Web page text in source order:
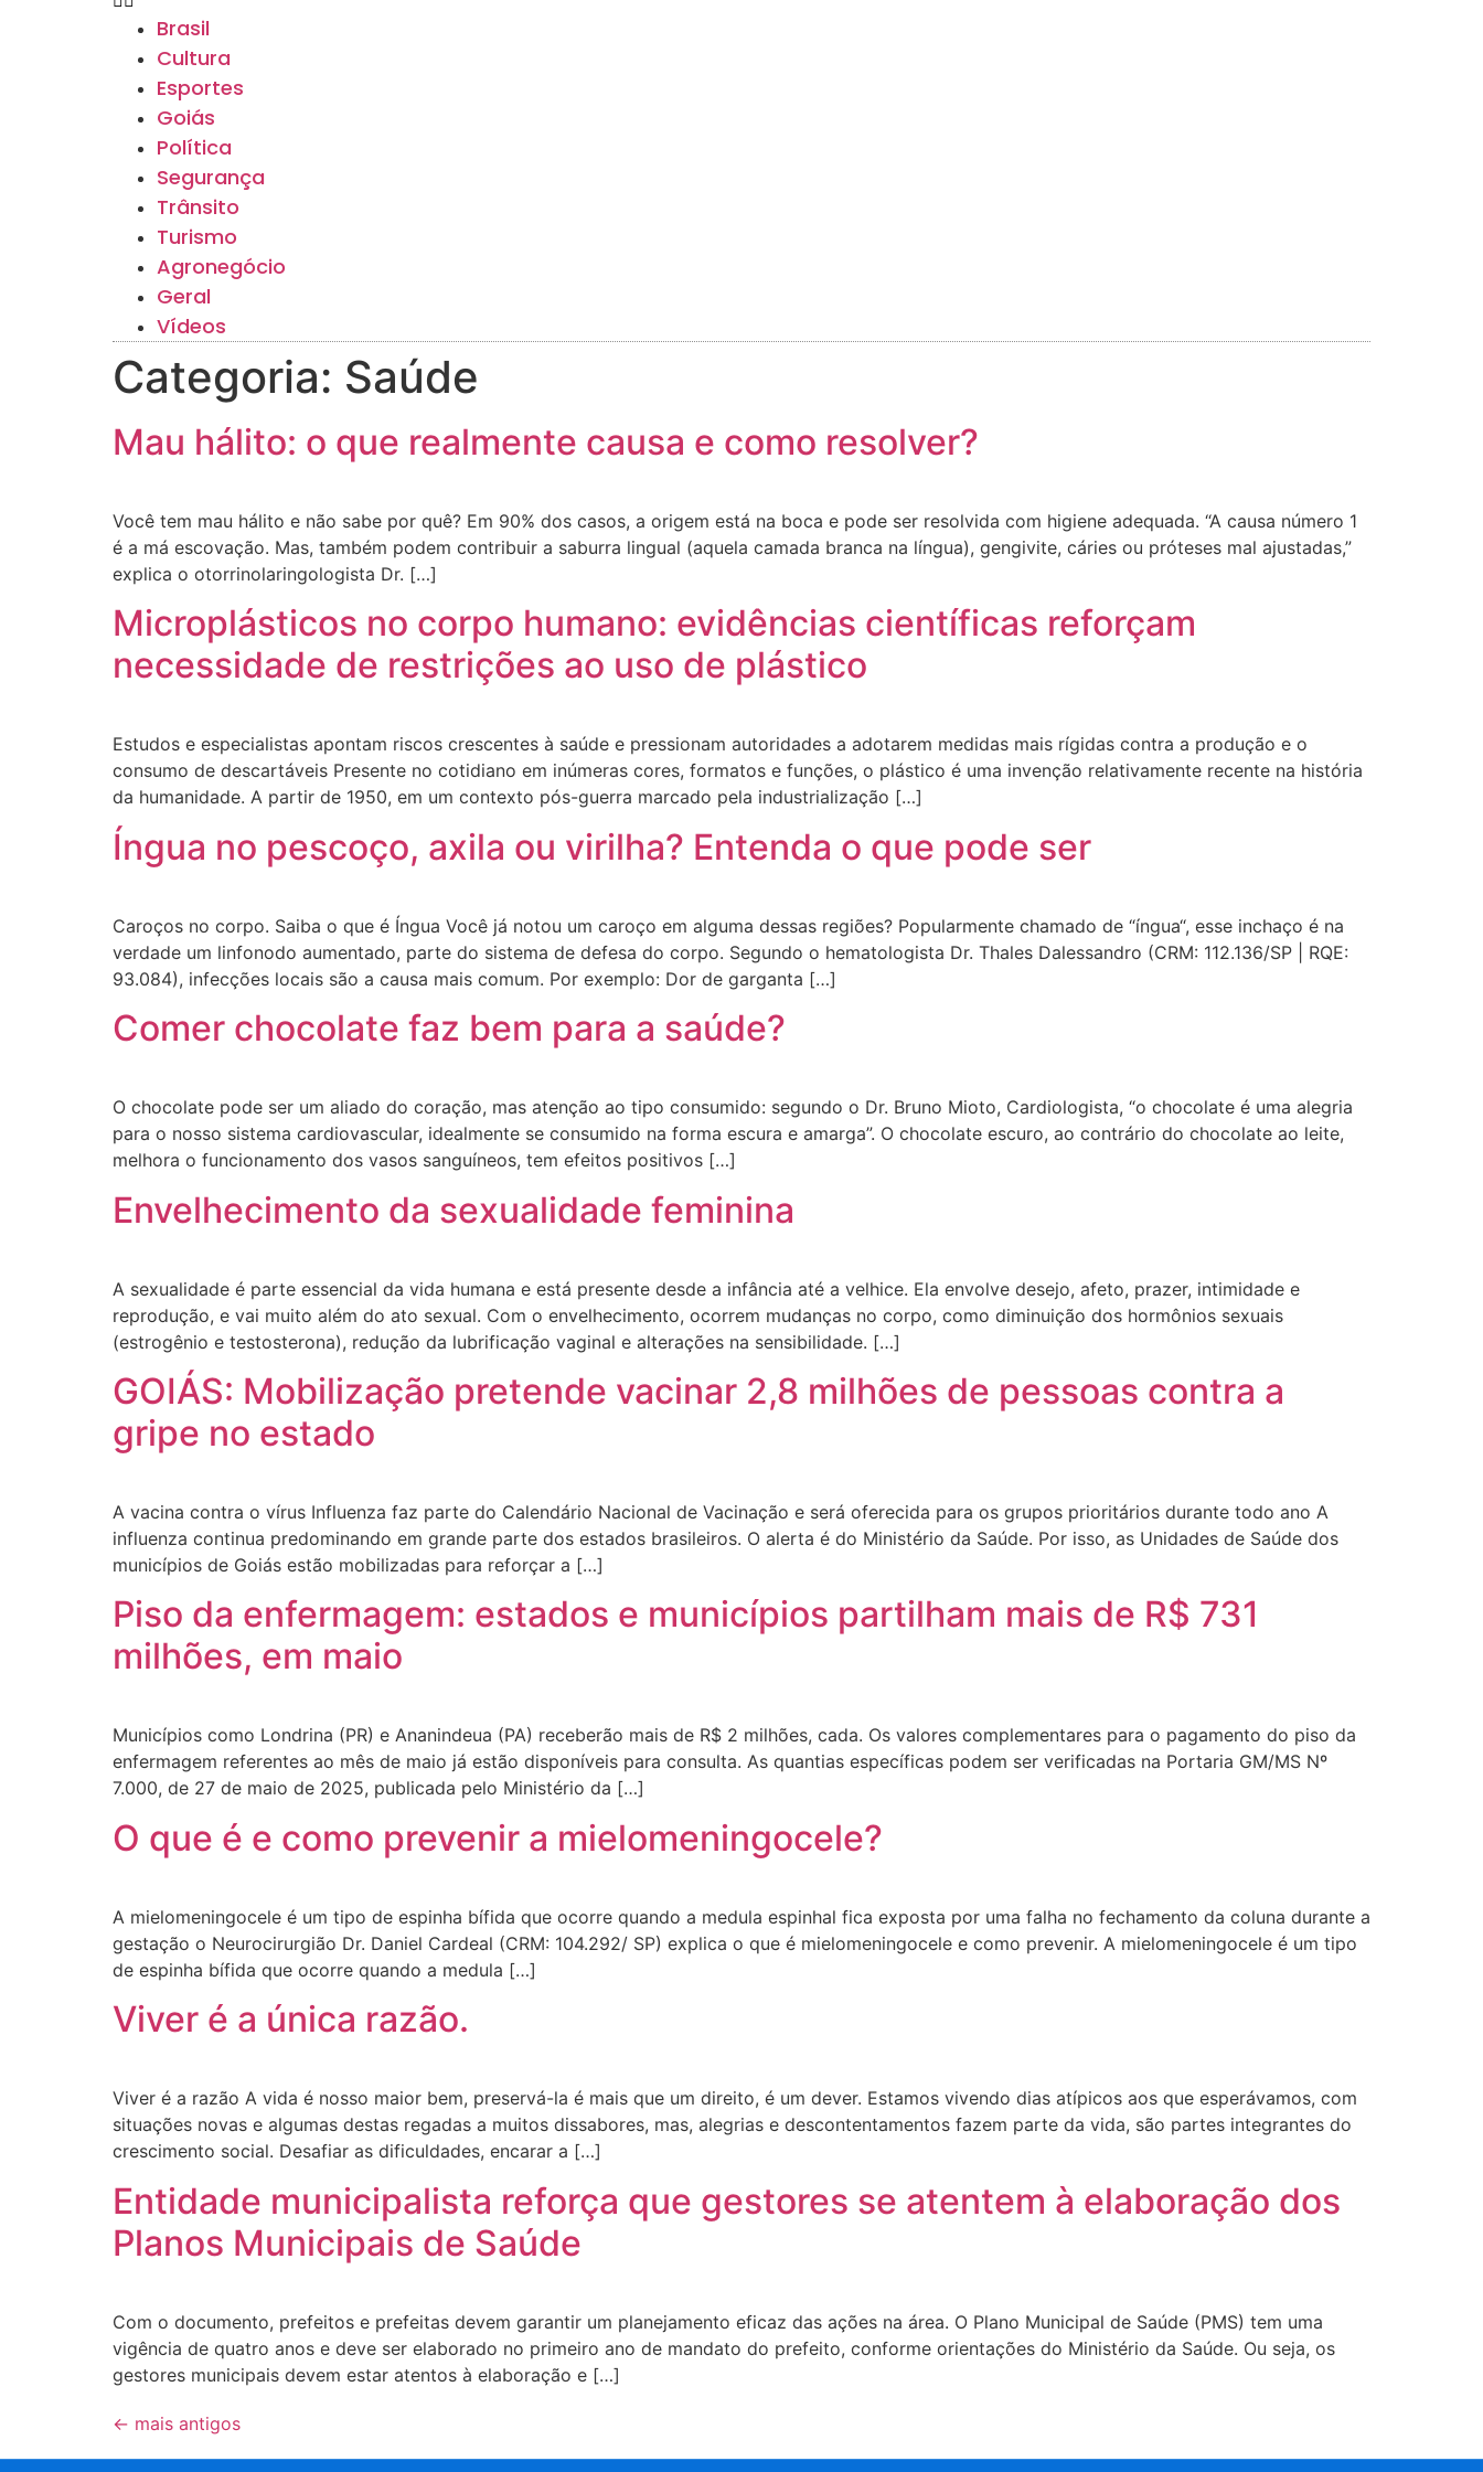
Brasil
Cultura
Esportes
Goiás
Política
Segurança
Trânsito
Turismo
Agronegócio
Geral
Vídeos
Categoria: Saúde
Mau hálito: o que realmente causa e como resolver?
Você tem mau hálito e não sabe por quê? Em 90% dos casos, a origem está na boca e pode ser resolvida com higiene adequada. “A causa número 1
é a má escovação. Mas, também podem contribuir a saburra lingual (aquela camada branca na língua), gengivite, cáries ou próteses mal ajustadas,”
explica o otorrinolaringologista Dr. […]
Microplásticos no corpo humano: evidências científicas reforçam
necessidade de restrições ao uso de plástico
Estudos e especialistas apontam riscos crescentes à saúde e pressionam autoridades a adotarem medidas mais rígidas contra a produção e o
consumo de descartáveis Presente no cotidiano em inúmeras cores, formatos e funções, o plástico é uma invenção relativamente recente na história
da humanidade. A partir de 1950, em um contexto pós-guerra marcado pela industrialização […]
Íngua no pescoço, axila ou virilha? Entenda o que pode ser
Caroços no corpo. Saiba o que é Íngua Você já notou um caroço em alguma dessas regiões? Popularmente chamado de “íngua“, esse inchaço é na
verdade um linfonodo aumentado, parte do sistema de defesa do corpo. Segundo o hematologista Dr. Thales Dalessandro (CRM: 112.136/SP | RQE:
93.084), infecções locais são a causa mais comum. Por exemplo: Dor de garganta […]
Comer chocolate faz bem para a saúde?
O chocolate pode ser um aliado do coração, mas atenção ao tipo consumido: segundo o Dr. Bruno Mioto, Cardiologista, “o chocolate é uma alegria
para o nosso sistema cardiovascular, idealmente se consumido na forma escura e amarga”. O chocolate escuro, ao contrário do chocolate ao leite,
melhora o funcionamento dos vasos sanguíneos, tem efeitos positivos […]
Envelhecimento da sexualidade feminina
A sexualidade é parte essencial da vida humana e está presente desde a infância até a velhice. Ela envolve desejo, afeto, prazer, intimidade e
reprodução, e vai muito além do ato sexual. Com o envelhecimento, ocorrem mudanças no corpo, como diminuição dos hormônios sexuais
(estrogênio e testosterona), redução da lubrificação vaginal e alterações na sensibilidade. […]
GOIÁS: Mobilização pretende vacinar 2,8 milhões de pessoas contra a
gripe no estado
A vacina contra o vírus Influenza faz parte do Calendário Nacional de Vacinação e será oferecida para os grupos prioritários durante todo ano A
influenza continua predominando em grande parte dos estados brasileiros. O alerta é do Ministério da Saúde. Por isso, as Unidades de Saúde dos
municípios de Goiás estão mobilizadas para reforçar a […]
Piso da enfermagem: estados e municípios partilham mais de R$ 731
milhões, em maio
Municípios como Londrina (PR) e Ananindeua (PA) receberão mais de R$ 2 milhões, cada. Os valores complementares para o pagamento do piso da
enfermagem referentes ao mês de maio já estão disponíveis para consulta. As quantias específicas podem ser verificadas na Portaria GM/MS Nº
7.000, de 27 de maio de 2025, publicada pelo Ministério da […]
O que é e como prevenir a mielomeningocele?
A mielomeningocele é um tipo de espinha bífida que ocorre quando a medula espinhal fica exposta por uma falha no fechamento da coluna durante a
gestação o Neurocirurgião Dr. Daniel Cardeal (CRM: 104.292/ SP) explica o que é mielomeningocele e como prevenir. A mielomeningocele é um tipo
de espinha bífida que ocorre quando a medula […]
Viver é a única razão.
Viver é a razão A vida é nosso maior bem, preservá-la é mais que um direito, é um dever. Estamos vivendo dias atípicos aos que esperávamos, com
situações novas e algumas destas regadas a muitos dissabores, mas, alegrias e descontentamentos fazem parte da vida, são partes integrantes do
crescimento social. Desafiar as dificuldades, encarar a […]
Entidade municipalista reforça que gestores se atentem à elaboração dos
Planos Municipais de Saúde
Com o documento, prefeitos e prefeitas devem garantir um planejamento eficaz das ações na área. O Plano Municipal de Saúde (PMS) tem uma
vigência de quatro anos e deve ser elaborado no primeiro ano de mandato do prefeito, conforme orientações do Ministério da Saúde. Ou seja, os
gestores municipais devem estar atentos à elaboração e […]
← mais antigos